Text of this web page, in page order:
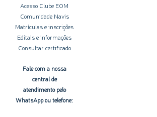
Acesso Clube EOM
Comunidade Navis
Matrículas e inscrições
Editais e informações
Consultar certificado
Fale com a nossa
central de
atendimento pelo
WhatsApp ou telefone: